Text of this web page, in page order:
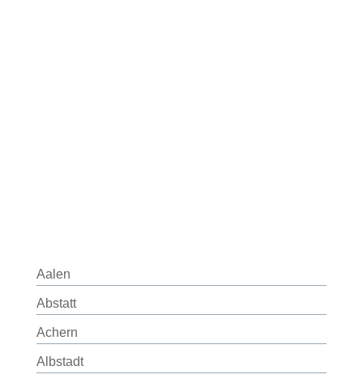
Aalen
Abstatt
Achern
Albstadt